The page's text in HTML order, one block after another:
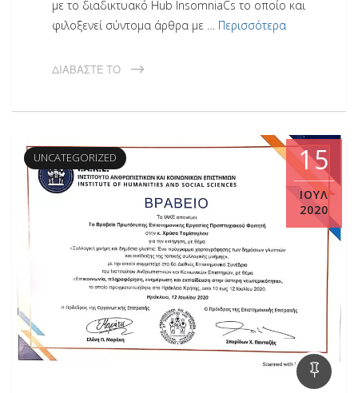
με το διαδικτυακό Hub InsomniaCs το οποίο και
φιλοξενεί σύντομα άρθρα με … Περισσότερα
ΔΙΑΒΆΣΤΕ ΤΟ
UNCATEGORIZED 15
ΙΟΎΛ
2020